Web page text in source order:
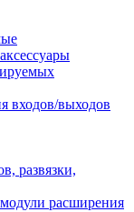
входов/выходов
развязки,
расширения